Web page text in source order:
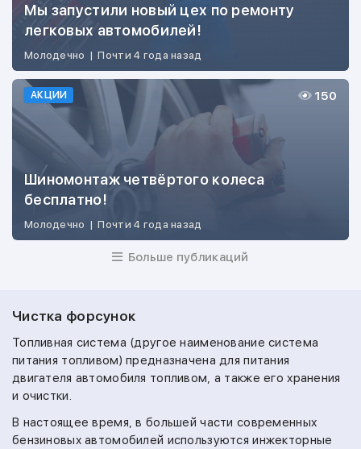
Мы запустили новый цех по ремонту
легковых автомобилей!
Молодечно | Почти 4 года назад
АКЦИИ
Шиномонтаж четвёртого колеса
бесплатно!
Молодечно | Почти 4 года назад
150
Больше публикаций
Чистка форсунок
Топливная система (другое наименование система
питания топливом) предназначена для питания
двигателя автомобиля топливом, а также его хранения
и очистки.
В настоящее время, в большей части современных
бензиновых автомобилей используются инжекторные